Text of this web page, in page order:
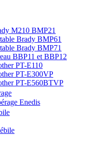
M210 BMP21
Brady BMP61
Brady BMP71
BBP11 et BBP12
PT-E110
PT-E300VP
PT-E560BTVP
Enedis